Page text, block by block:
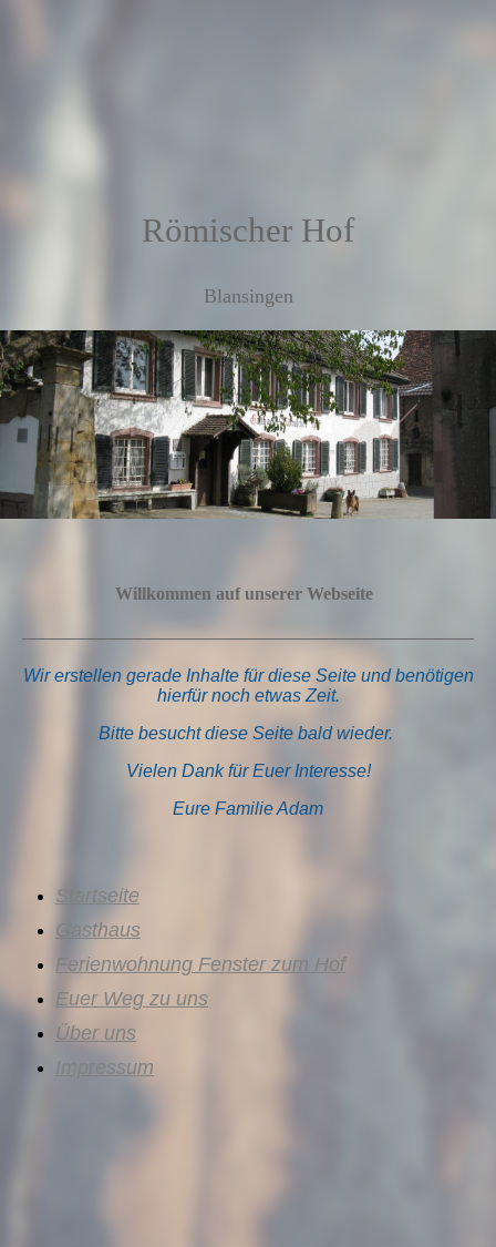
Römischer Hof
Blansingen
Willkommen auf unserer Webseite
Wir erstellen gerade Inhalte für diese Seite undbenötigen
hierfür noch etwas Zeit.
Bitte besucht diese Seite bald wieder.
Vielen Dank für Euer Interesse!
Eure Familie Adam
Startseite
Gasthaus
Ferienwohnung Fenster zum Hof
Euer Weg zu uns
Über uns
Impressum